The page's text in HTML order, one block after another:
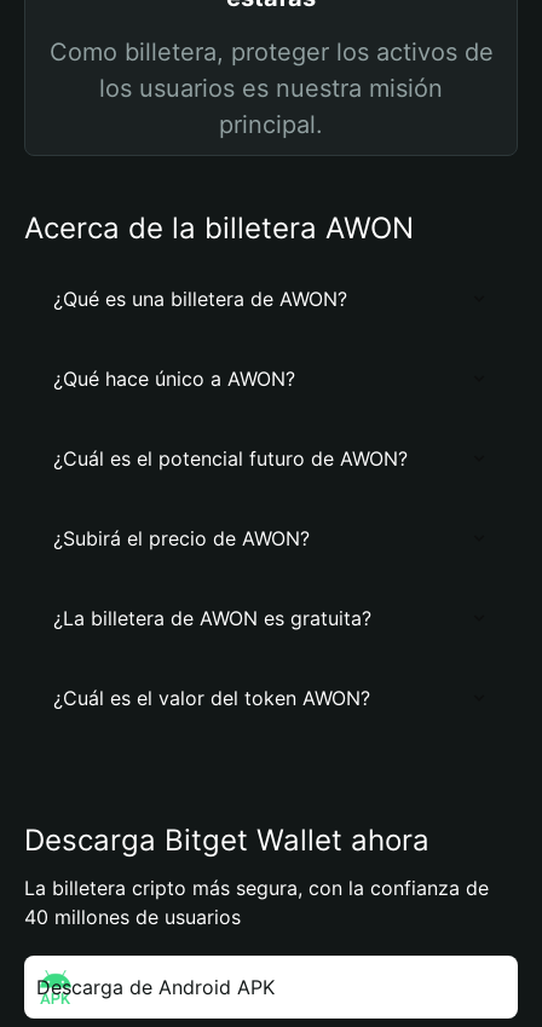
Como billetera, proteger los activos de
los usuarios es nuestra misión
principal.
Acerca de la billetera AWON
¿Qué es una billetera de AWON?
¿Qué hace único a AWON?
¿Cuál es el potencial futuro de AWON?
¿Subirá el precio de AWON?
¿La billetera de AWON es gratuita?
¿Cuál es el valor del token AWON?
Descarga Bitget Wallet ahora
La billetera cripto más segura, con la confianza de
40 millones de usuarios
Descarga de Android APK